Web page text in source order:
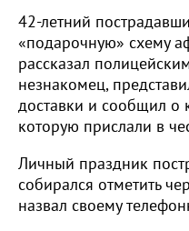
42-летний
«подарочную» схему
рассказал
незнакомец,
доставки и сообщил о
которую прислали в
Личный праздник
собирался отметить
назвал своему